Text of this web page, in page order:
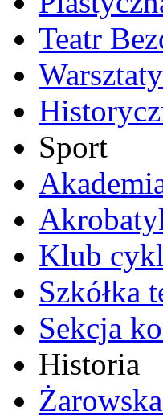
Teatr
Sport
Klub
Szkółka
Sekcja
Historia